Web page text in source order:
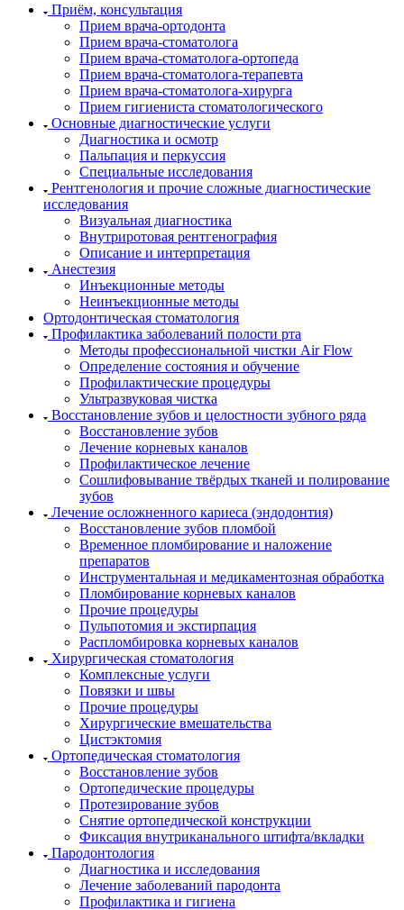
Приём, консультация
Прием врача-ортодонта
Прием врача-стоматолога
Прием врача-стоматолога-ортопеда
Прием врача-стоматолога-терапевта
Прием врача-стоматолога-хирурга
Прием гигиениста стоматологического
Основные диагностические услуги
Диагностика и осмотр
Пальпация и перкуссия
Специальные исследования
Рентгенология и прочие сложные диагностические
исследования
Визуальная диагностика
Внутриротовая рентгенография
Описание и интерпретация
Анестезия
Инъекционные методы
Неинъекционные методы
Ортодонтическая стоматология
Профилактика заболеваний полости рта
Методы профессиональной чистки Air Flow
Определение состояния и обучение
Профилактические процедуры
Ультразвуковая чистка
Восстановление зубов и целостности зубного ряда
Восстановление зубов
Лечение корневых каналов
Профилактическое лечение
Сошлифовывание твёрдых тканей и полирование
зубов
Лечение осложненного кариеса (эндодонтия)
Восстановление зубов пломбой
Временное пломбирование и наложение
препаратов
Инструментальная и медикаментозная обработка
Пломбирование корневых каналов
Прочие процедуры
Пульпотомия и экстирпация
Распломбировка корневых каналов
Хирургическая стоматология
Комплексные услуги
Повязки и швы
Прочие процедуры
Хирургические вмешательства
Цистэктомия
Ортопедическая стоматология
Восстановление зубов
Ортопедические процедуры
Протезирование зубов
Снятие ортопедической конструкции
Фиксация внутриканального штифта/вкладки
Пародонтология
Диагностика и исследования
Лечение заболеваний пародонта
Профилактика и гигиена